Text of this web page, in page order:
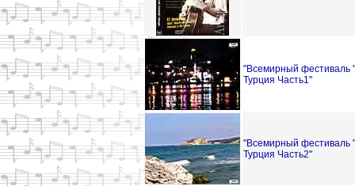
"Всемирный фестиваль
Турция Часть1"
"Всемирный фестиваль
Турция Часть2"